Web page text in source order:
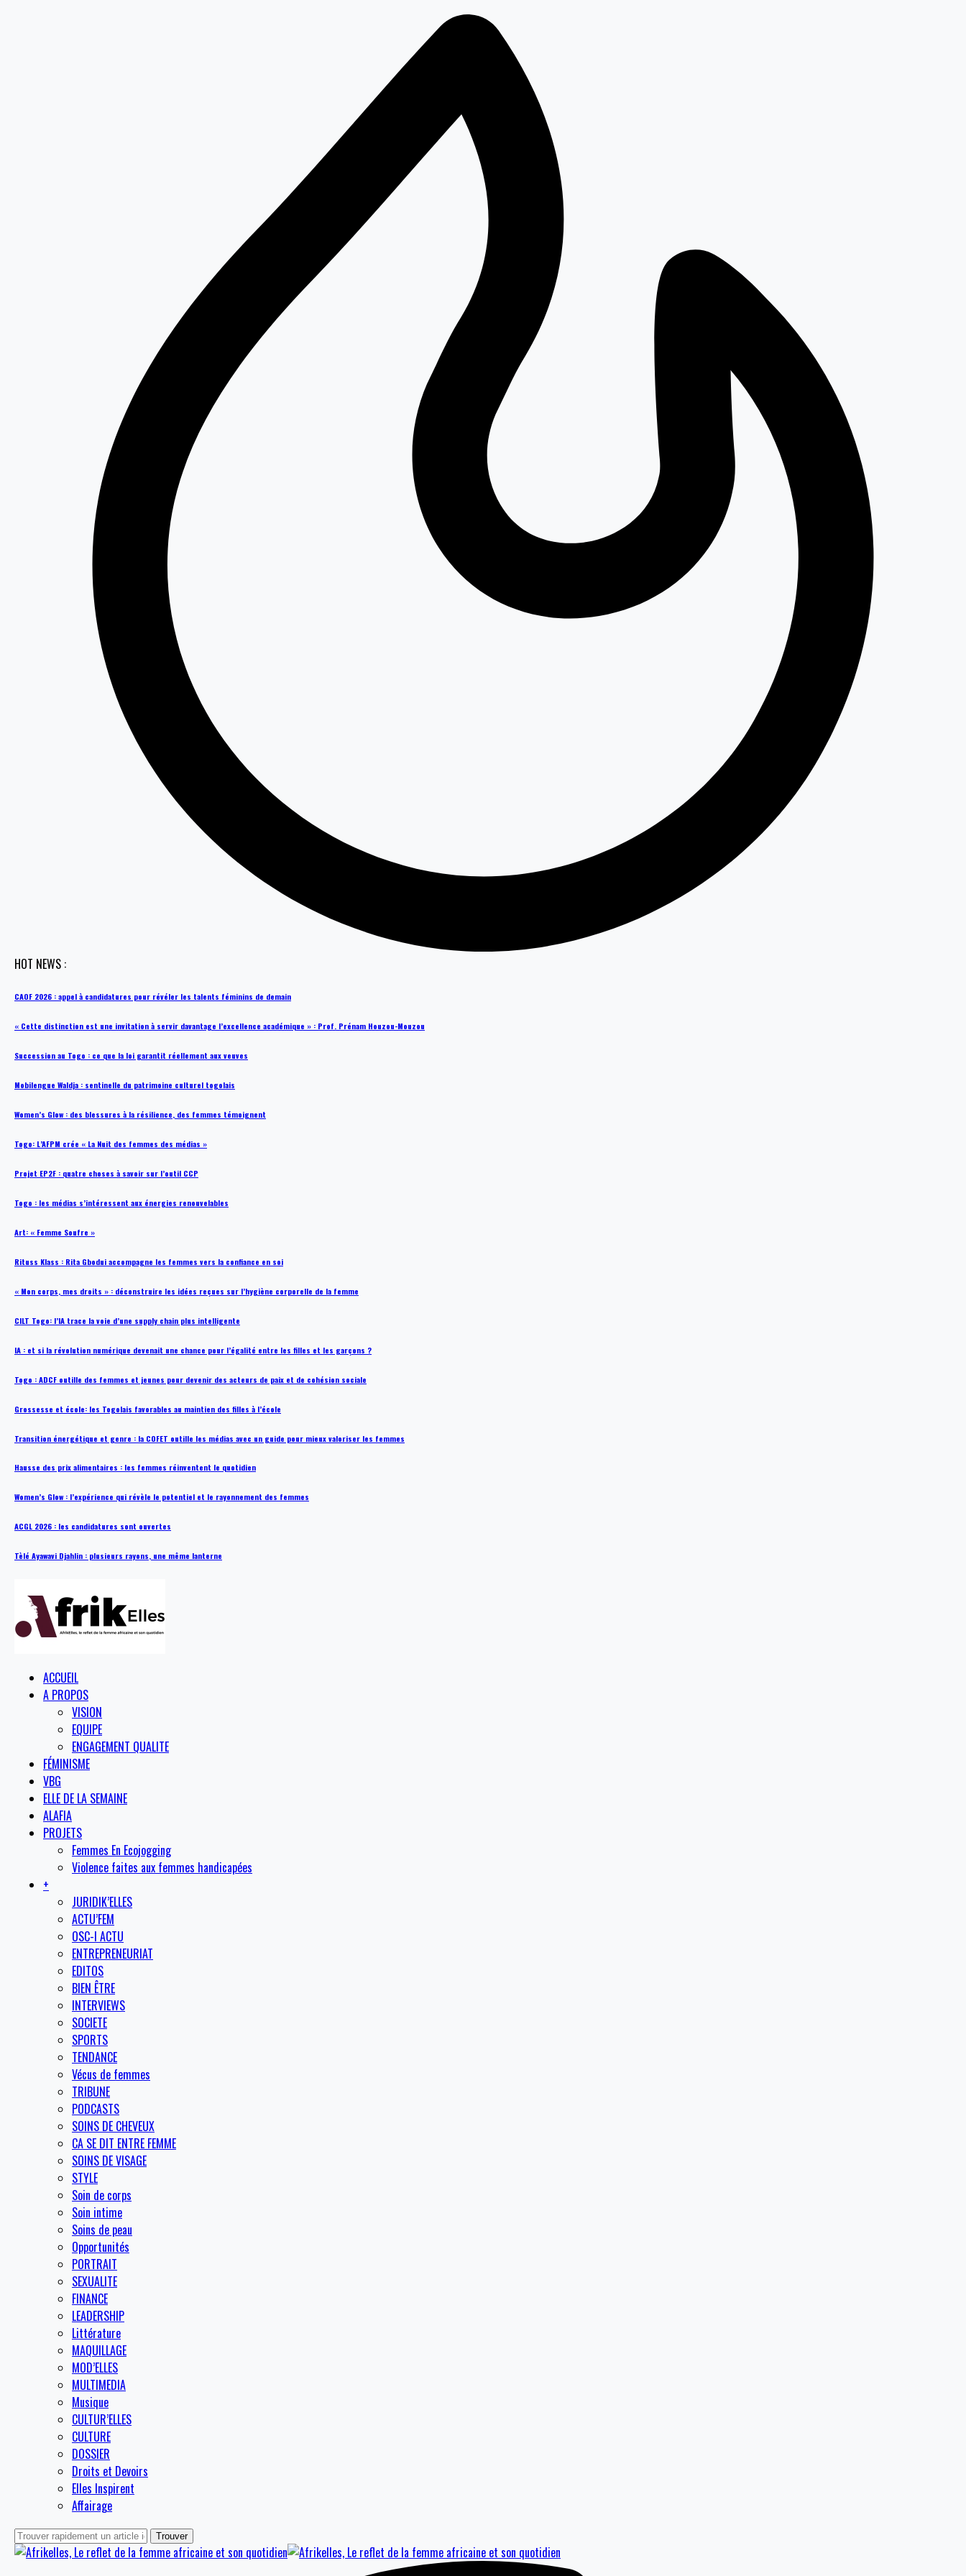
HOT NEWS :
CAOF 2026 : appel à candidatures pour révéler les talents féminins de demain
« Cette distinction est une invitation à servir davantage l’excellence académique » : Prof. Prénam Houzou-Mouzou
Succession au Togo : ce que la loi garantit réellement aux veuves
Mobilengue Waldja : sentinelle du patrimoine culturel togolais
Women’s Glow : des blessures à la résilience, des femmes témoignent
Togo: L’AFPM crée « La Nuit des femmes des médias »
Projet EP2F : quatre choses à savoir sur l’outil CCP
Togo : les médias s’intéressent aux énergies renouvelables
Art: « Femme Soufre »
Rituss Klass : Rita Gbodui accompagne les femmes vers la confiance en soi
« Mon corps, mes droits » : déconstruire les idées reçues sur l’hygiène corporelle de la femme
CILT Togo: l’IA trace la voie d’une supply chain plus intelligente
IA : et si la révolution numérique devenait une chance pour l’égalité entre les filles et les garçons ?
Togo : ADCF outille des femmes et jeunes pour devenir des acteurs de paix et de cohésion sociale
Grossesse et école: les Togolais favorables au maintien des filles à l’école
Transition énergétique et genre : la COFET outille les médias avec un guide pour mieux valoriser les femmes
Hausse des prix alimentaires : les femmes réinventent le quotidien
Women’s Glow : l’expérience qui révèle le potentiel et le rayonnement des femmes
ACGL 2026 : les candidatures sont ouvertes
Tèlé Ayawavi Djahlin : plusieurs rayons, une même lanterne
ACCUEIL
A PROPOS
VISION
EQUIPE
ENGAGEMENT QUALITE
FÉMINISME
VBG
ELLE DE LA SEMAINE
ALAFIA
PROJETS
Femmes En Ecojogging
Violence faites aux femmes handicapées
+
JURIDIK’ELLES
ACTU’FEM
OSC-I ACTU
ENTREPRENEURIAT
EDITOS
BIEN ÊTRE
INTERVIEWS
SOCIETE
SPORTS
TENDANCE
Vécus de femmes
TRIBUNE
PODCASTS
SOINS DE CHEVEUX
CA SE DIT ENTRE FEMME
SOINS DE VISAGE
STYLE
Soin de corps
Soin intime
Soins de peau
Opportunités
PORTRAIT
SEXUALITE
FINANCE
LEADERSHIP
Littérature
MAQUILLAGE
MOD’ELLES
MULTIMEDIA
Musique
CULTUR’ELLES
CULTURE
DOSSIER
Droits et Devoirs
Elles Inspirent
Affairage